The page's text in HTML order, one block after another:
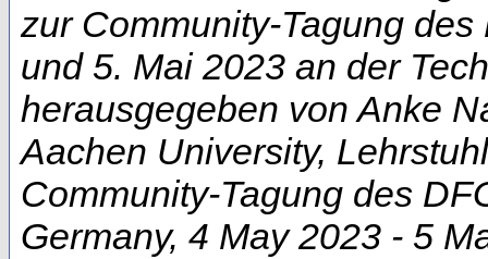
zur Community-Tagung
und 5. Mai 2023 an der
herausgegeben von Anke
Aachen University,
Community-Tagung des
Germany, 4 May 2023 - 5